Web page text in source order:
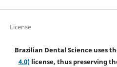
License
Brazilian Dental Science uses
4.0)license, thus preserving